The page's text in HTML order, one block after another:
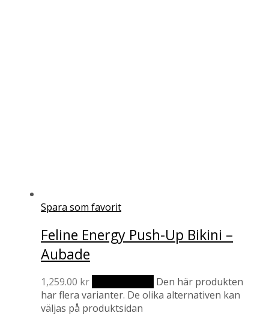
Spara som favorit
Feline Energy Push-Up Bikini –
Aubade
1,259.00 kr
Den här produkten
har flera varianter. De olika alternativen kan
väljas på produktsidan